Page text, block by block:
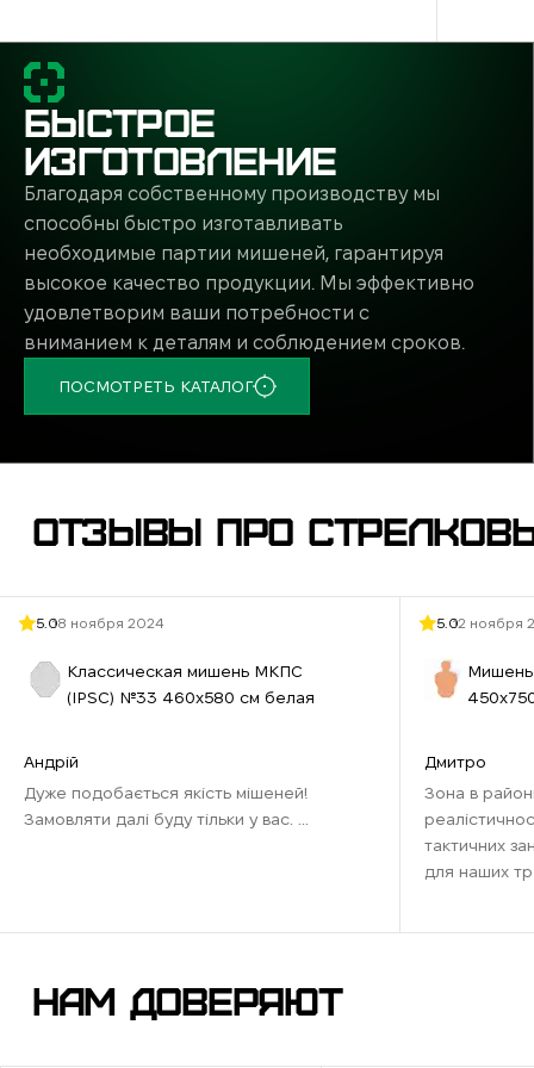
на
БЫСТРОЕ
ИЗГОТОВЛЕНИЕ
Благодаря собственному производству мы
способны быстро изготавливать
необходимые партии мишеней, гарантируя
высокое качество продукции. Мы эффективно
удовлетворим ваши потребности с
вниманием к деталям и соблюдением сроков.
ПОСМОТРЕТЬ КАТАЛОГ
ОТЗЫВЫ ПРО
5.018 ноября 2024
Классическая мишень МКПС
(IPSС) №33 460х580 см белая
Андрій
Дуже подобається якість мішеней!
Замовляти далі буду тільки у вас. ...
5.012 ноября
Мишень
Дмитро
Зона в
тактичних
для наших
НАМ ДОВЕРЯЮТ